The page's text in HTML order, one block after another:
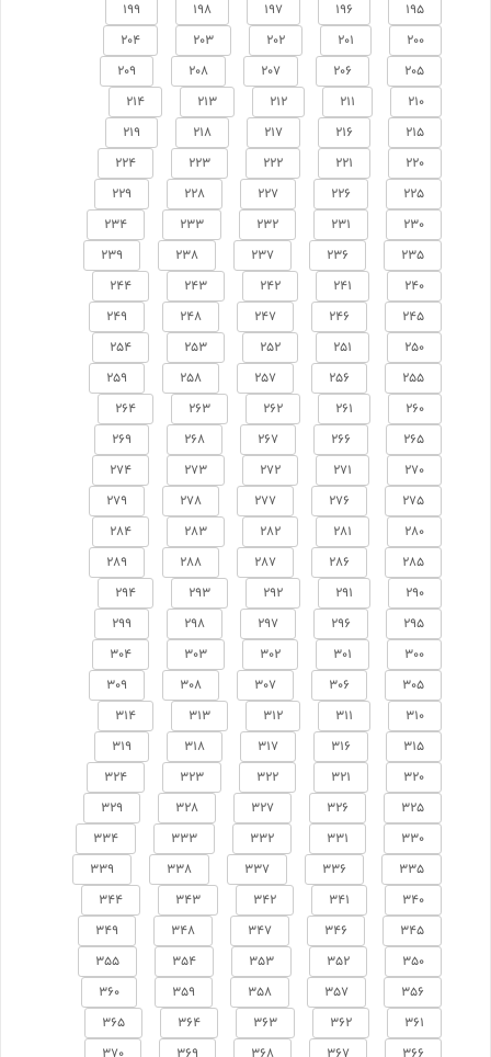
195
196
197
198
199
200
201
202
203
204
205
206
207
208
209
210
211
212
213
214
215
216
217
218
219
220
221
222
223
224
225
226
227
228
229
230
231
232
233
234
235
236
237
238
239
240
241
242
243
244
245
246
247
248
249
250
251
252
253
254
255
256
257
258
259
260
261
262
263
264
265
266
267
268
269
270
271
272
273
274
275
276
277
278
279
280
281
282
283
284
285
286
287
288
289
290
291
292
293
294
295
296
297
298
299
300
301
302
303
304
305
306
307
308
309
310
311
312
313
314
315
316
317
318
319
320
321
322
323
324
325
326
327
328
329
330
331
332
333
334
335
336
337
338
339
340
341
342
343
344
345
346
347
348
349
350
352
353
354
355
356
357
358
359
360
361
362
363
364
365